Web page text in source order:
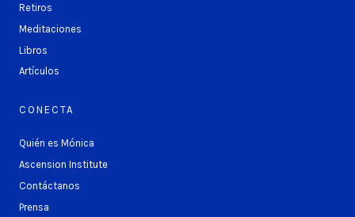
Retiros
Meditaciones
Libros
Artículos
CONECTA
Quién es Mónica
Ascension Institute
Contáctanos
Prensa